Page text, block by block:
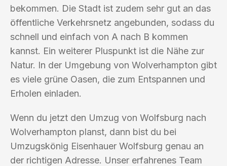
bekommen. Die Stadt ist zudem sehr gut an das
öffentliche Verkehrsnetz angebunden, sodass du
schnell und einfach von A nach B kommen
kannst. Ein weiterer Pluspunkt ist die Nähe zur
Natur. In der Umgebung von Wolverhampton gibt
es viele grüne Oasen, die zum Entspannen und
Erholen einladen.
Wenn du jetzt den Umzug von Wolfsburg nach
Wolverhampton planst, dann bist du bei
Umzugskönig Eisenhauer Wolfsburg genau an
der richtigen Adresse. Unser erfahrenes Team